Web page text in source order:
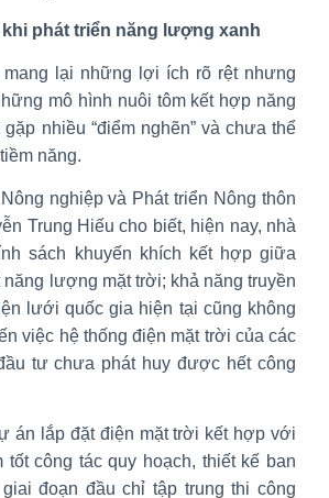
phát triển năng lượng xanh
lại những lợi ích rõ rệt nhưng
mô hình nuôi tôm kết hợp năng
nhiều “điểm nghẽn” và chưa thể
năng.
nghiệp và Phát triển Nông thôn
Trung Hiếu cho biết, hiện nay, nhà
sách khuyến khích kết hợp giữa
năng lượng mặt trời; khả năng truyền
lưới quốc gia hiện tại cũng không
việc hệ thống điện mặt trời của các
tư chưa phát huy được hết công
án lắp đặt điện mặt trời kết hợp với
tốt công tác quy hoạch, thiết kế ban
đoạn đầu chỉ tập trung thi công